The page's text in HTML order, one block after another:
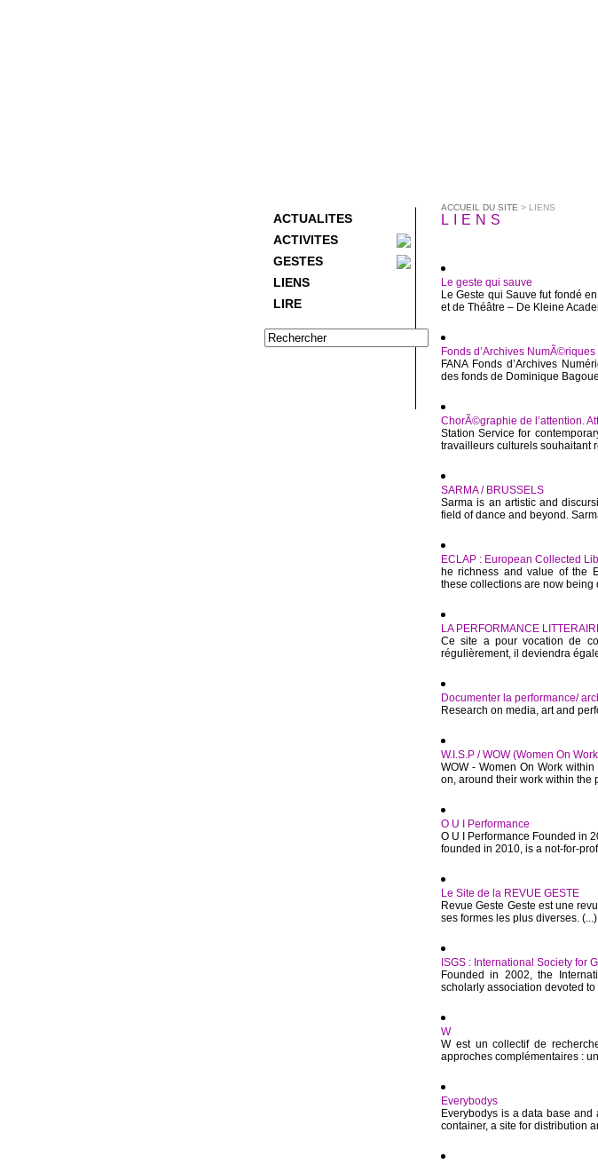
ACTUALITES
ACTIVITES
GESTES
LIENS
LIRE
ACCUEIL DU SITE > LIENS
LIENS
Le geste qui sauve
Le Geste qui Sauve fut fondé
et de Théâtre – De Kleine
Fonds d’Archives
FANA Fonds d’Archives
des fonds de Dominique
ChorÃ©graphie de l’attention.
Station Service for
travailleurs culturels souhaitant
SARMA / BRUSSELS
Sarma is an artistic and
field of dance and beyond.
ECLAP : European Collected
he richness and value of the
these collections are now being
LA PERFORMANCE
Ce site a pour vocation de
régulièrement, il deviendra
Documenter la performance/
Research on media, art and
W.I.S.P / WOW (Women On
WOW - Women On Work
on, around their work within the
O U I Performance
O U I Performance Founded in
founded in 2010, is a not-for-
Le Site de la REVUE GESTE
Revue Geste Geste est une
ses formes les plus diverses. (...)
ISGS : International Society for
Founded in 2002, the
scholarly association devoted to
W
W est un collectif de
approches complémentaires :
Everybodys
Everybodys is a data base
container, a site for distribution